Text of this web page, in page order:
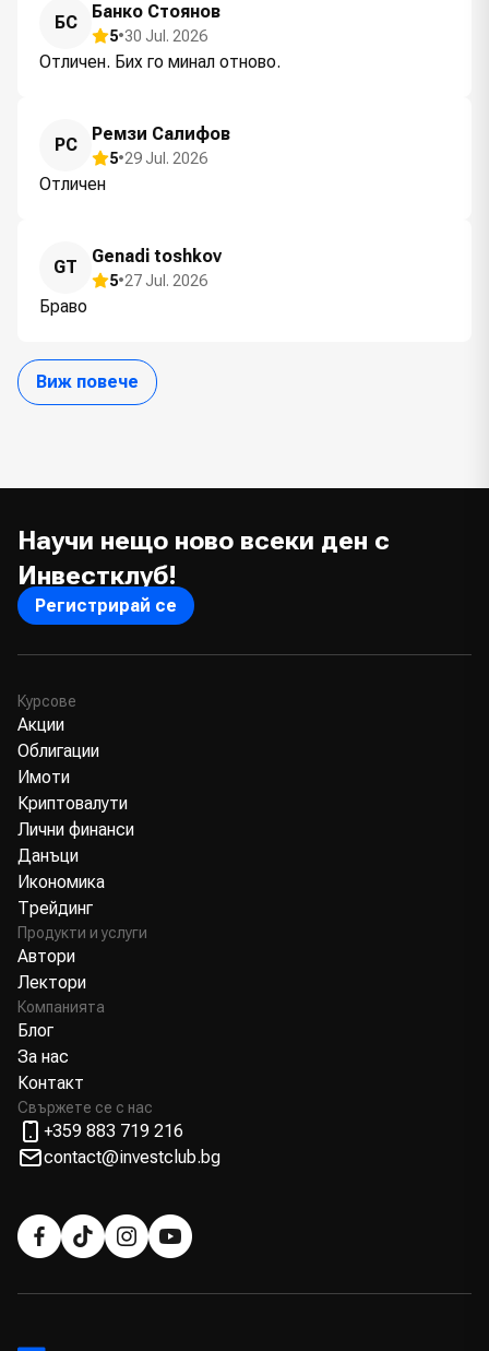
БС
Банко Стоянов
5•30 Jul. 2026
Отличен. Бих го минал отново.
РС
Ремзи Салифов
5•29 Jul. 2026
Отличен
GT
Genadi toshkov
5•27 Jul. 2026
Браво
Виж повече
Научи нещо ново всеки ден с
Инвестклуб!
Регистрирай се
Курсове
Акции
Облигации
Имоти
Криптовалути
Лични финанси
Данъци
Икономика
Трейдинг
Продукти и услуги
Автори
Лектори
Компанията
Блог
За нас
Контакт
Свържете се с нас
+359 883 719 216
contact@investclub.bg